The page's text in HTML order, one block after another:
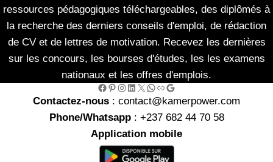
ressources pédagogiques téléchargeables, des diplômés à
la recherche des derniers conseils d'emploi, de rédaction
de CV et de lettres de motivation. Recevez les dernières
sur les concours, les bourses d'études, les les examens
nationaux et les offres d'emplois.
Facebook Pinterest Instagram LinkedIn X WhatsApp Link Google
Contactez-nous : contact@kamerpower.com
Phone/Whatsapp: +237 682 44 70 58
Application mobile